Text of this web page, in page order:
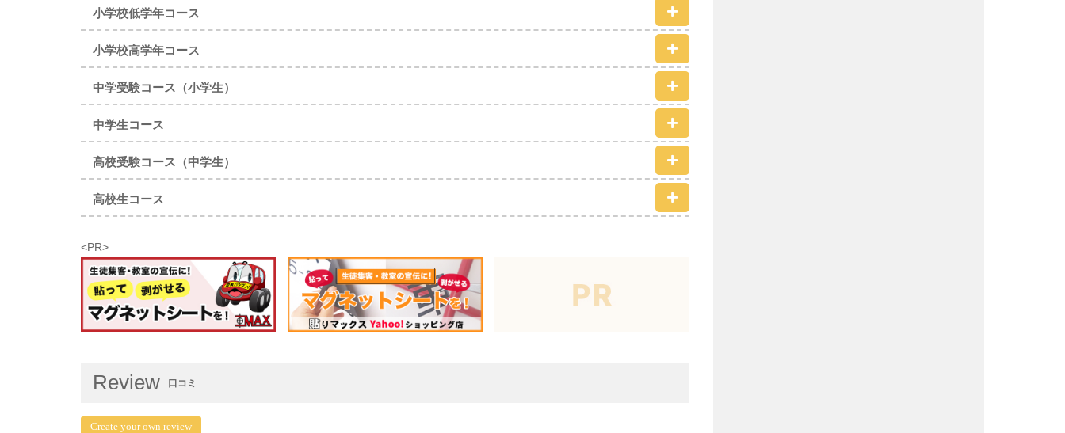
小学校低学年コース
小学校高学年コース
中学受験コース（小学生）
中学生コース
高校受験コース（中学生）
高校生コース
<PR>
Review 口コミ
Create your own review